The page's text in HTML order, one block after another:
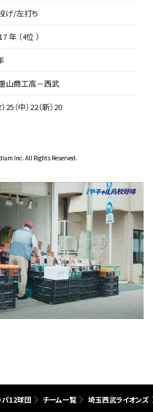
げ/左打ち
年 （4位 ）
山商工高－西武
）25（中）22（新）20
Inc. All Rights Reserved.
パ12球団 チーム一覧 埼玉西武ライオンズ